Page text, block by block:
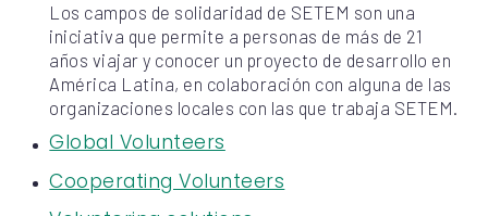
Los campos de solidaridad de SETEM son una
iniciativa que permite a personas de más de 21
años viajar y conocer un proyecto de desarrollo en
América Latina, en colaboración con alguna de las
organizaciones locales con las que trabaja SETEM.
Global Volunteers
Cooperating Volunteers